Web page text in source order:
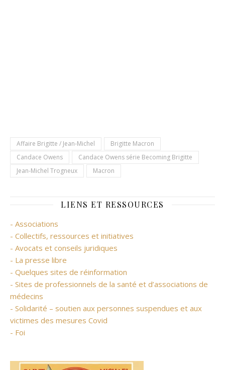
Affaire Brigitte / Jean-Michel
Brigitte Macron
Candace Owens
Candace Owens série Becoming Brigitte
Jean-Michel Trogneux
Macron
LIENS ET RESSOURCES
- Associations
- Collectifs, ressources et initiatives
- Avocats et conseils juridiques
- La presse libre
- Quelques sites de réinformation
- Sites de professionnels de la santé et d’associations de
médecins
- Solidarité – soutien aux personnes suspendues et aux
victimes des mesures Covid
- Foi